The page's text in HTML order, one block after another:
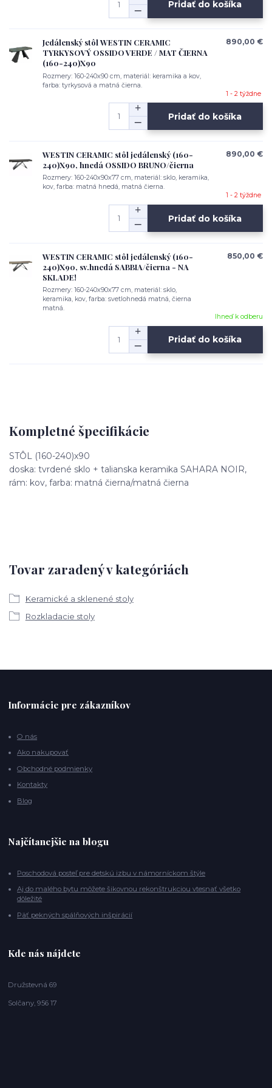
Pridať do košíka
Jedálenský stôl WESTIN CERAMIC
TYRKYSOVÝ OSSIDO VERDE / MAT ČIERNA
(160-240)X90
Rozmery: 160-240x90 cm, materiál: keramika a kov,
farba: tyrkysová a matná čierna.
890,00 €
1 - 2 týždne
Pridať do košíka
WESTIN CERAMIC stôl jedálenský (160-
240)X90, hnedá OSSIDO BRUNO/čierna
Rozmery: 160-240x90x77 cm, materiál: sklo, keramika,
kov, farba: matná hnedá, matná čierna.
890,00 €
1 - 2 týždne
Pridať do košíka
WESTIN CERAMIC stôl jedálenský (160-
240)X90, sv.hnedá SABBIA/čierna - NA
SKLADE!
Rozmery: 160-240x90x77 cm, materiál: sklo,
keramika, kov, farba: svetlohnedá matná, čierna
matná.
850,00 €
Ihneď k odberu
Pridať do košíka
Kompletné špecifikácie
STÔL (160-240)x90
doska: tvrdené sklo + talianska keramika SAHARA NOIR,
rám: kov, farba: matná čierna/matná čierna
Tovar zaradený v kategóriách
Keramické a sklenené stoly
Rozkladacie stoly
Informácie pre zákazníkov
O nás
Ako nakupovať
Obchodné podmienky
Kontakty
Blog
Najčítanejšie na blogu
Poschodová posteľ pre detskú izbu v námorníckom štýle
Aj do malého bytu môžete šikovnou rekonštrukciou vtesnať všetko
dôležité
Päť pekných spálňových inšpirácií
Kde nás nájdete
Družstevná 69
Solčany, 956 17